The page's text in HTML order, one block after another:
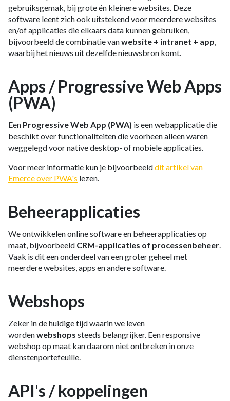
gebruiksgemak, bij grote én kleinere websites. Deze
software leent zich ook uitstekend voor meerdere websites
en/of applicaties die elkaars data kunnen gebruiken,
bijvoorbeeld de combinatie vanwebsite + intranet + app,
waarbij het nieuws uit dezelfde nieuwsbron komt.
Apps / Progressive Web Apps
(PWA)
Een Progressive Web App (PWA) is een webapplicatie die
beschikt over functionaliteiten die voorheen alleen waren
weggelegd voor native desktop- of mobiele applicaties.
Voor meer informatie kun je bijvoorbeelddit artikel van
Emerce over PWA's lezen.
Beheerapplicaties
We ontwikkelen online software en beheerapplicaties op
maat, bijvoorbeeld CRM-applicaties of processenbeheer.
Vaak is dit een onderdeel van een groter geheel met
meerdere websites, apps en andere software.
Webshops
Zeker in de huidige tijd waarin we leven
wordenwebshops steeds belangrijker. Een responsive
webshop op maat kan daarom niet ontbreken in onze
dienstenportefeuille.
API's / koppelingen